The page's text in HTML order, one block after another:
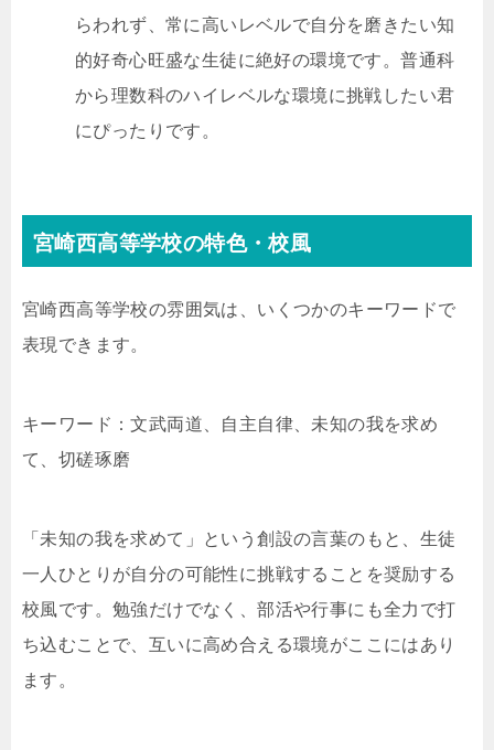
らわれず、常に高いレベルで自分を磨きたい知
的好奇心旺盛な生徒に絶好の環境です。普通科
から理数科のハイレベルな環境に挑戦したい君
にぴったりです。
宮崎西高等学校の特色・校風
宮崎西高等学校の雰囲気は、いくつかのキーワードで
表現できます。
キーワード：文武両道、自主自律、未知の我を求め
て、切磋琢磨
「未知の我を求めて」という創設の言葉のもと、生徒
一人ひとりが自分の可能性に挑戦することを奨励する
校風です。勉強だけでなく、部活や行事にも全力で打
ち込むことで、互いに高め合える環境がここにはあり
ます。